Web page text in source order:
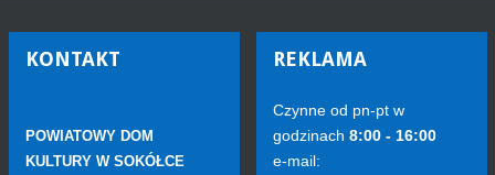
KONTAKT
POWIATOWY DOM
KULTURY W SOKÓŁCE
REKLAMA
Czynne od pn-pt w
godzinach 8:00 - 16:00
e-mail: